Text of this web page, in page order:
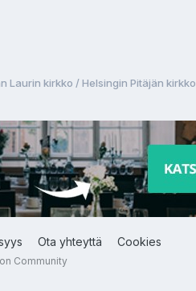
Laurin kirkko / Helsingin Pitäjän kirkko
Ota yhteyttä Cookies
Community